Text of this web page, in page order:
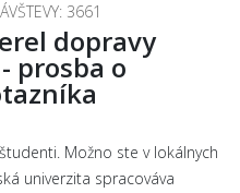
3661
dopravy
prosba o
Možno ste v lokálnych
univerzita spracováva